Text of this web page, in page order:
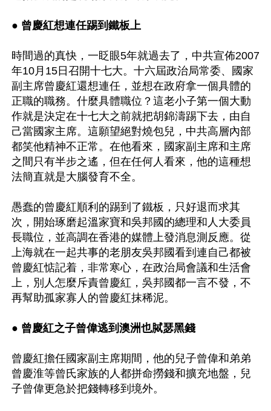
● 曾慶紅想連任踢到鐵板上
時間過的真快，一眨眼5年就過去了，中共宣佈2007
年10月15日召開十七大。十六屆政治局常委、國家
副主席曾慶紅還想連任，並想在政府拿一個具體的
正職的職務。什麼具體職位？這老小子第一個大動
作就是決定在十七大之前就把胡錦濤踢下去，由自
己當國家主席。這願望絕對燒包兒，中共高層內部
都笑他精神不正常。在他看來，國家副主席和主席
之間只有半步之遙，但在任何人看來，他的這種想
法簡直就是大腦發育不全。
愚蠢的曾慶紅順利的踢到了鐵板，只好退而求其
次，開始琢磨起溫家寶和吳邦國的總理和人大委員
長職位，並高調在香港的媒體上發消息測反應。從
上海就在一起共事的老朋友吳邦國看到連自己都被
曾慶紅惦記着，非常寒心，在政治局會議和生活會
上，別人怎麼斥責曾慶紅，吳邦國都一言不發，不
再幫助孤家寡人的曾慶紅抹稀泥。
● 曾慶紅之子曾偉逃到澳洲也脦瑟黑錢
曾慶紅擔任國家副主席期間，他的兒子曾偉和弟弟
曾慶淮等曾氏家族的人都拼命撈錢和擴充地盤，兒
子曾偉更急於把錢轉移到境外。